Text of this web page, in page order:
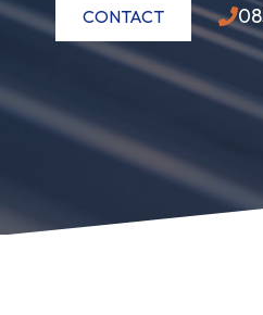
CONTACT